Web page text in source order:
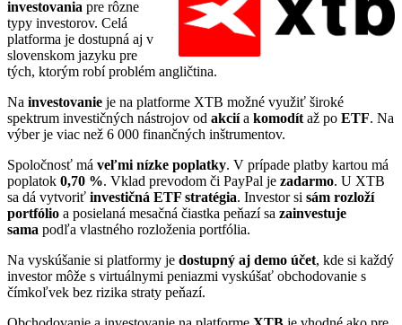
investovania pre rôzne
typy investorov. Celá
platforma je dostupná aj v
slovenskom jazyku pre
tých, ktorým robí problém angličtina.
Na investovanie je na platforme XTB možné využiť široké
spektrum investičných nástrojov od akciía komodít až po ETF. Na
výber je viac než 6 000 finančných inštrumentov.
Spoločnosť má veľmi nízke poplatky. V prípade platby kartou má
poplatok 0,70 %. Vklad prevodom či PayPal je zadarmo. U XTB
sa dá vytvoriť investičná ETF stratégia. Investor si sám rozloží
portfólio a posielaná mesačná čiastka peňazí sa zainvestuje
sama podľa vlastného rozloženia portfólia.
Na vyskúšanie si platformy je dostupný aj demo účet, kde si každý
investor môže s virtuálnymi peniazmi vyskúšať obchodovanie s
čímkoľvek bez rizika straty peňazí.